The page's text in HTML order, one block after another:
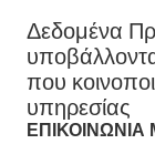
Δεδομένα
που
υπηρεσίας